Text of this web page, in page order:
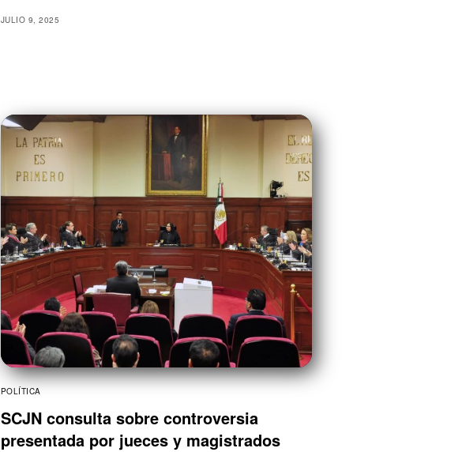
JULIO 9, 2025
POLÍTICA
SCJN consulta sobre controversia
presentada por jueces y magistrados